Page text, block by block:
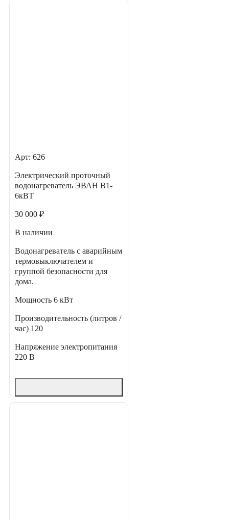
Арт: 626
Электрический проточный
водонагреватель ЭВАН В1-
6кВТ
30 000 ₽
В наличии
Водонагреватель с аварийным
термовыключателем и
группой безопасности для
дома.
Мощность 6 кВт
Производительность (литров /
час) 120
Напряжение электропитания
220 В